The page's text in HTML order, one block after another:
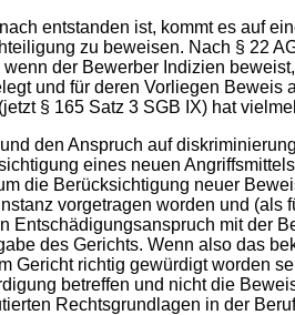
entstanden ist, kommt es auf
zu beweisen. Nach § 22
der Bewerber Indizien
und für deren Vorliegen Beweis
§ 165 Satz 3 SGB IX) hat
den Anspruch auf
eines neuen
die Berücksichtigung neuer
vorgetragen worden und (als
Entschädigungsanspruch mit der
des Gerichts. Wenn also das
Gericht richtig gewürdigt worden
betreffen und nicht die
Rechtsgrundlagen in der